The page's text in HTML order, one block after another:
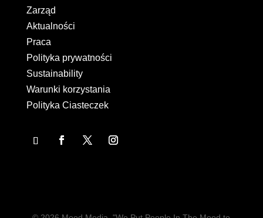
Zarząd
Aktualności
Praca
Polityka prywatności
Sustainability
Warunki korzystania
Polityka Ciasteczek